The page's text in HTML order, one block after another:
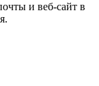
и веб-сайт в